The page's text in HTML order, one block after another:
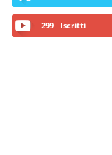
299 Iscritti